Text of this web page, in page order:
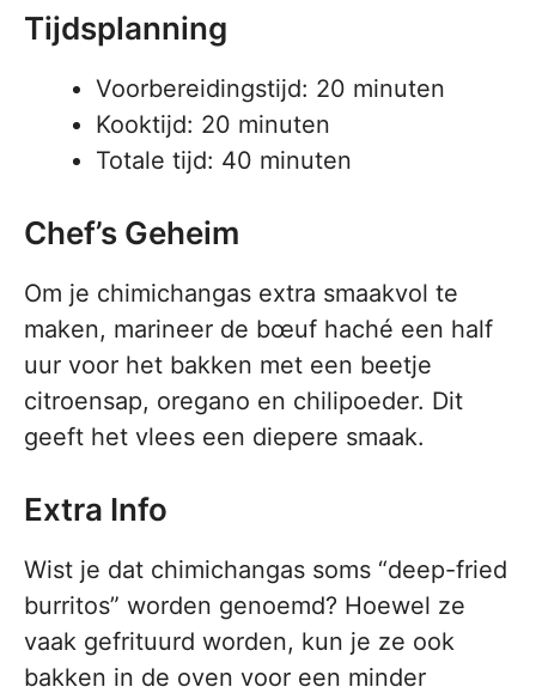
Tijdsplanning
Voorbereidingstijd: 20 minuten
Kooktijd: 20 minuten
Totale tijd: 40 minuten
Chef’s Geheim
Om je chimichangas extra smaakvol te
maken, marineer de bœuf haché een half
uur voor het bakken met een beetje
citroensap, oregano en chilipoeder. Dit
geeft het vlees een diepere smaak.
Extra Info
Wist je dat chimichangas soms “deep-fried
burritos” worden genoemd? Hoewel ze
vaak gefrituurd worden, kun je ze ook
bakken in de oven voor een minder